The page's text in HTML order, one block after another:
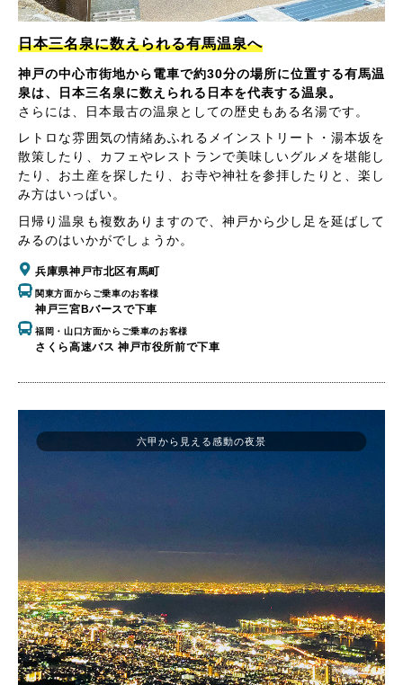
日本三名泉に数えられる有馬温泉へ
神戸の中心市街地から電車で約30分の場所に位置する有馬温
泉は、日本三名泉に数えられる日本を代表する温泉。
さらには、日本最古の温泉としての歴史もある名湯です。
レトロな雰囲気の情緒あふれるメインストリート・湯本坂を
散策したり、カフェやレストランで美味しいグルメを堪能し
たり、お土産を探したり、お寺や神社を参拝したりと、楽し
み方はいっぱい。
日帰り温泉も複数ありますので、神戸から少し足を延ばして
みるのはいかがでしょうか。
兵庫県神戸市北区有馬町
関東方面からご乗車のお客様
神戸三宮Bバースで下車
福岡・山口方面からご乗車のお客様
さくら高速バス 神戸市役所前で下車
六甲から見える感動の夜景